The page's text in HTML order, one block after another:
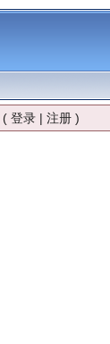
登录| 注册)